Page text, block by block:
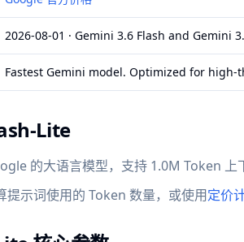
2026-08-01 · Gemini 3.6 Flash and
Fastest Gemini model. Optimized for
Lite
的大语言模型，支持 1.0M Token
提示词使用的 Token 数量，或使用定价